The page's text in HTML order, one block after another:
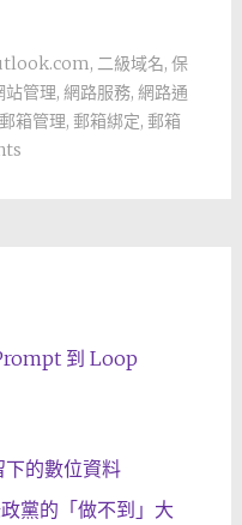
, 二級域名, 保
站管理, 網路服務, 網路通
郵箱管理, 郵箱綁定, 郵箱
到 Loop
的數位資料
黨的「做不到」大